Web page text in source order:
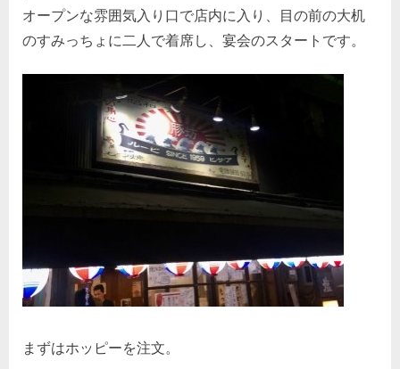
オープンな雰囲気入り口で店内に入り、目の前の大机
のすみっちょに二人で着席し、宴会のスタートです。
まずはホッピーを注文。